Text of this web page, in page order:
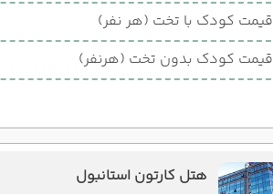
قیمت کودک با تخت (هر نفر)
قیمت کودک بدون تخت (هرنفر)
هتل کارتون استانبول